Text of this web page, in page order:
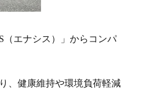
（エナシス）」からコンパ
、健康維持や環境負荷軽減